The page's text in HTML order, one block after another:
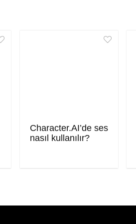
Character.AI’de ses
nasıl kullanılır?